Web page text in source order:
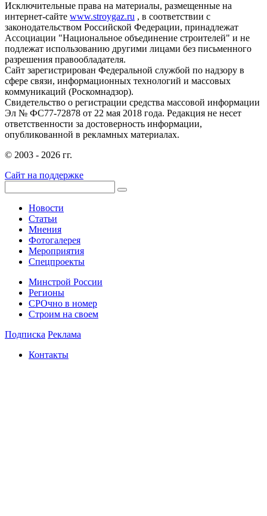
Исключительные права на материалы, размещенные на
интернет-сайте www.stroygaz.ru , в соответствии с
законодательством Российской Федерации, принадлежат
Ассоциации "Национальное объединение строителей" и не
подлежат использованию другими лицами без письменного
разрешения правообладателя.
Сайт зарегистрирован Федеральной службой по надзору в
сфере связи, информационных технологий и массовых
коммуникаций (Роскомнадзор).
Свидетельство о регистрации средства массовой информации
Эл № ФС77-72878 от 22 мая 2018 года. Редакция не несет
ответственности за достоверность информации,
опубликованной в рекламных материалах.
© 2003 - 2026 гг.
Сайт на поддержке
Новости
Статьи
Мнения
Фотогалерея
Мероприятия
Спецпроекты
Минстрой России
Регионы
СРОчно в номер
Строим на своем
Подписка Реклама
Контакты